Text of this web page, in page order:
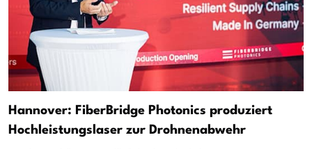
Hannover: FiberBridge Photonics produziert
Hochleistungslaser zur Drohnenabwehr